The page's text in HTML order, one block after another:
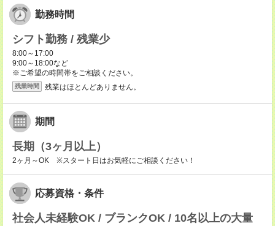
勤務時間
シフト勤務 / 残業少
8:00～17:00
9:00～18:00など
※ご希望の時間帯をご相談ください。
残業時間 残業はほとんどありません。
期間
長期（3ヶ月以上）
2ヶ月～OK ※スタート日はお気軽にご相談ください！
応募資格・条件
社会人未経験OK / ブランクOK / 10名以上の大量